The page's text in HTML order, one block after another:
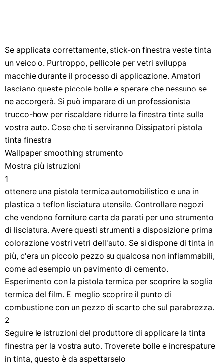
Se applicata correttamente, stick-on finestra veste tinta
un veicolo. Purtroppo, pellicole per vetri sviluppa
macchie durante il processo di applicazione. Amatori
lasciano queste piccole bolle e sperare che nessuno se
ne accorgerà. Si può imparare di un professionista
trucco-how per riscaldare ridurre la finestra tinta sulla
vostra auto. Cose che ti serviranno Dissipatori pistola
tinta finestra
Wallpaper smoothing strumento
Mostra più istruzioni
1
ottenere una pistola termica automobilistico e una in
plastica o teflon lisciatura utensile. Controllare negozi
che vendono forniture carta da parati per uno strumento
di lisciatura. Avere questi strumenti a disposizione prima
colorazione vostri vetri dell'auto. Se si dispone di tinta in
più, c'era un piccolo pezzo su qualcosa non infiammabili,
come ad esempio un pavimento di cemento.
Esperimento con la pistola termica per scoprire la soglia
termica del film. E 'meglio scoprire il punto di
combustione con un pezzo di scarto che sul parabrezza.
2
Seguire le istruzioni del produttore di applicare la tinta
finestra per la vostra auto. Troverete bolle e increspature
in tinta, questo è da aspettarselo